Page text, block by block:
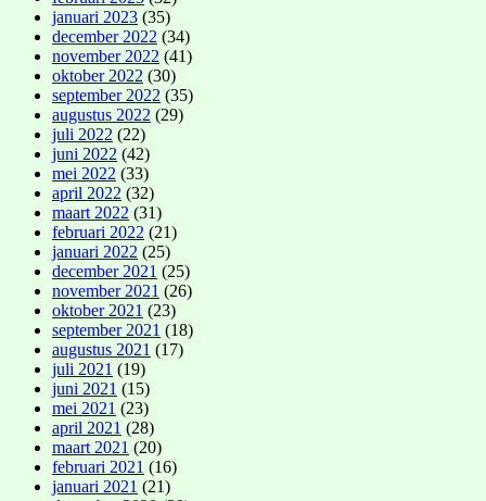
januari 2023 (35)
december 2022 (34)
november 2022 (41)
oktober 2022 (30)
september 2022 (35)
augustus 2022 (29)
juli 2022 (22)
juni 2022 (42)
mei 2022 (33)
april 2022 (32)
maart 2022 (31)
februari 2022 (21)
januari 2022 (25)
december 2021 (25)
november 2021 (26)
oktober 2021 (23)
september 2021 (18)
augustus 2021 (17)
juli 2021 (19)
juni 2021 (15)
mei 2021 (23)
april 2021 (28)
maart 2021 (20)
februari 2021 (16)
januari 2021 (21)